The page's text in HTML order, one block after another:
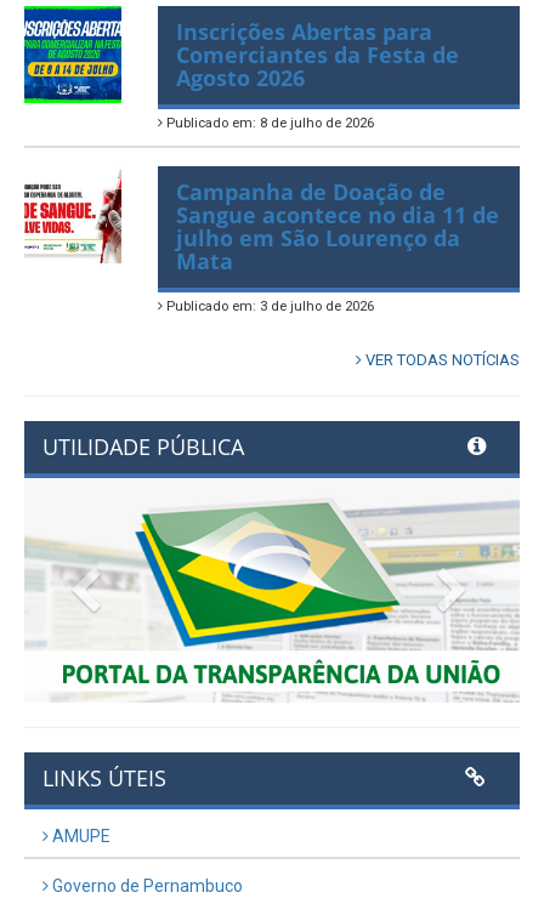
Inscrições Abertas para
Comerciantes da Festa de
Agosto 2026
Publicado em: 8 de julho de 2026
Campanha de Doação de
Sangue acontece no dia 11 de
julho em São Lourenço da
Mata
Publicado em: 3 de julho de 2026
VER TODAS NOTÍCIAS
UTILIDADE PÚBLICA
Previous Next
LINKS ÚTEIS
AMUPE
Governo de Pernambuco